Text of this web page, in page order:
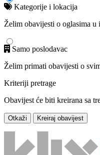
Kategorije i lokacija
Želim obavijesti o oglasima
Samo poslodavac
Želim primati obavijesti o
Kriteriji pretrage
Obavijest će biti kreirana sa
Otkaži Kreiraj obavijest